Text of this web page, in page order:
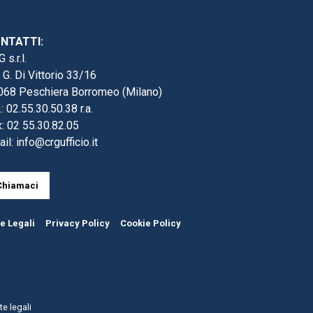
s.r.l.
G. Di Vittorio 33/16
Peschiera Borromeo (Milano)
02.55.30.50.38 r.a.
02 55.30.82.05
info@crgufficio.it
Legali Privacy Policy Cookie Policy
legali